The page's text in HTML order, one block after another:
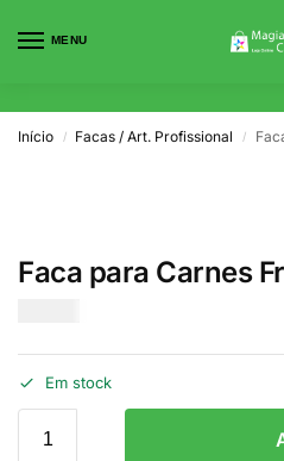
MENU
Início / Facas / Art. Profissional /
Faca para Carnes
Em stock